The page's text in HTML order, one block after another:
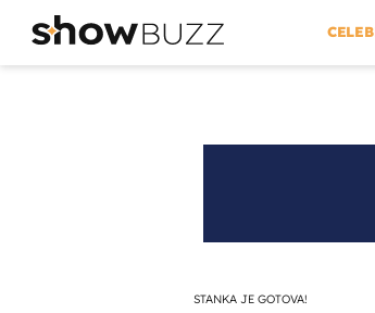
STANKA JE GOTOVA!